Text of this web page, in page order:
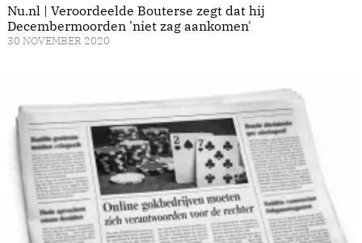
Nu.nl | Veroordeelde Bouterse zegt dat hij
Decembermoorden 'niet zag aankomen'
30 NOVEMBER 2020